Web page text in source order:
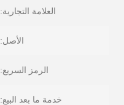
العلامة التجارية:
الأصل:
الرمز السريع:
خدمة ما بعد البيع: